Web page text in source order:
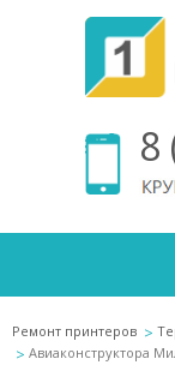
8
Ремонт принтеров
Авиаконструктора